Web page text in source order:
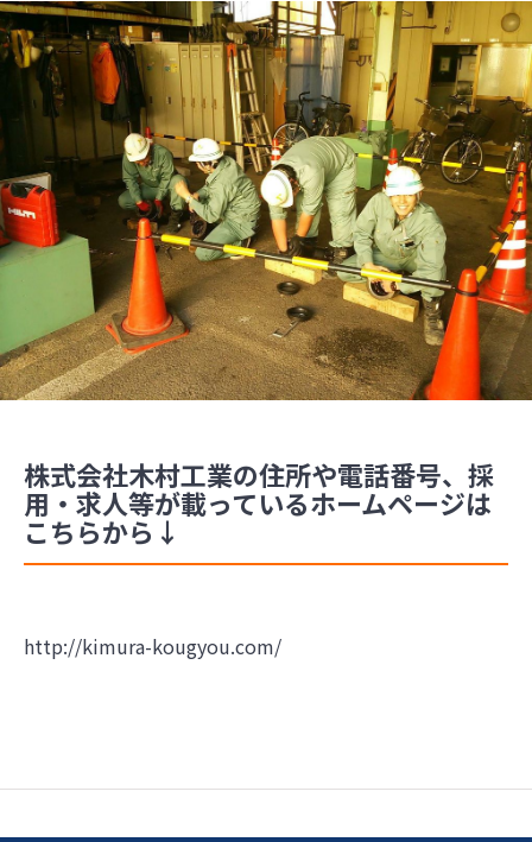
株式会社木村工業の住所や電話番号、採
用・求人等が載っているホームページは
こちらから↓
http://kimura-kougyou.com/